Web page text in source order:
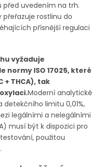
uvedením na trh.
přeřazuje rostlinu do
přísnější regulaci
vyžaduje
ISO 17025, které
+ THCA), tak
Moderní analytické
limitu 0,01%,
legálními a nelegálními
musí být k dispozici pro
použitou